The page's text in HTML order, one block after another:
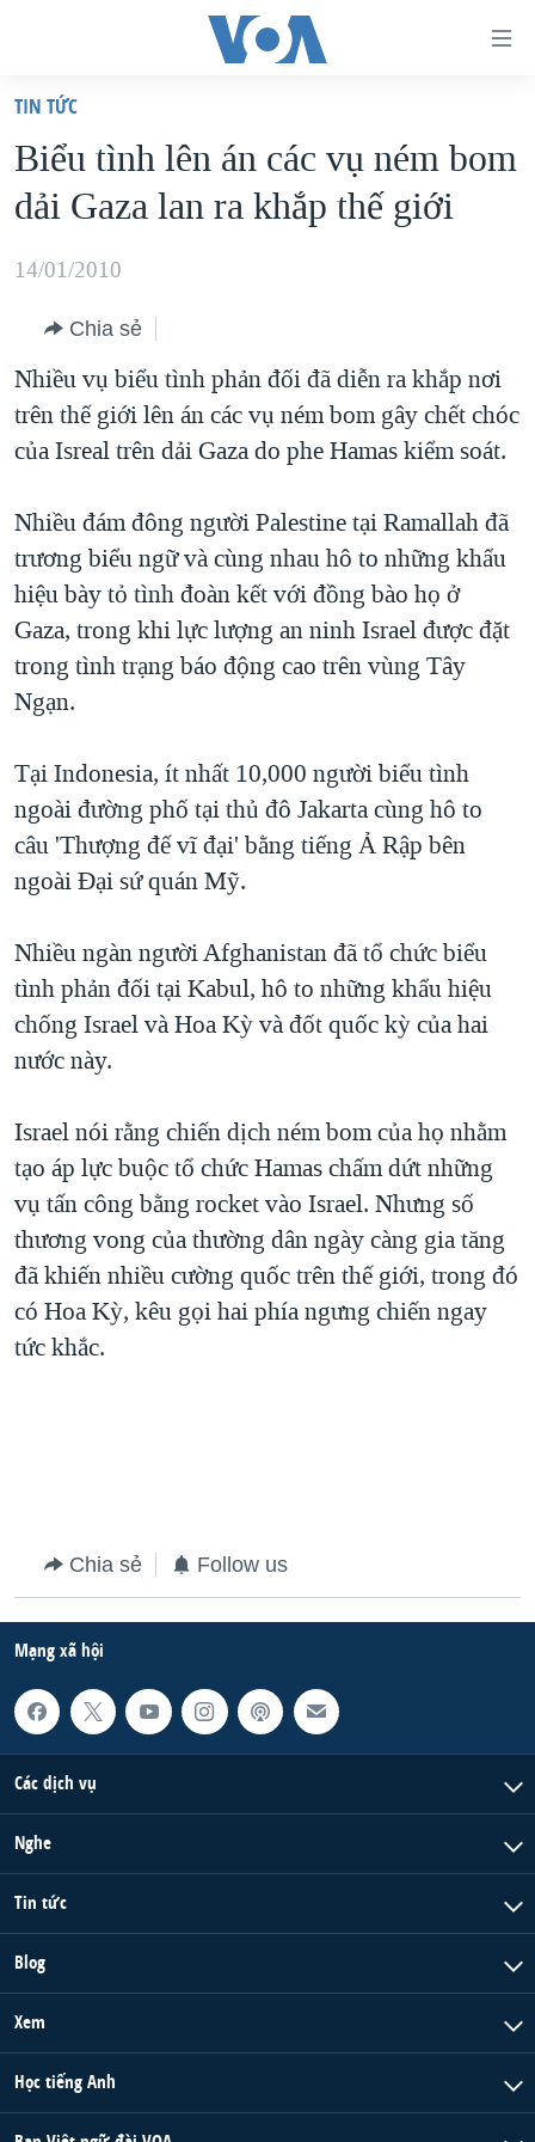
truy
cập
Tới
dung
chính
điều
hướng
chính
tới
"Tìm"
VIỆT NAM
HOA KỲ
BIỂN ĐÔNG
BLOG
DIỄN ĐÀN
MỤC
VẠCH TRẦN TIN GIẢ
NGƯỜI VIỆT HẢI NGOẠI
ĐỜI SỐNG
KINH TẾ
VĂN HOÁ
THỂ THAO
GIÁO DỤC
CHIẾN TRANH THƯƠNG MẠI CỦA MỸ: QUÁ KHỨ VÀ HIỆN
HÀNH TRÌNH BẦU CỬ 2024
MỘT NĂM CHIẾN TRANH TẠI DẢI GAZA
GIẢI MÃ VÀNH ĐAI & CON ĐƯỜNG
NGÀY TỊ NẠN THẾ GIỚI
GROUND ZERO – XƯA VÀ NAY
CHI PHÍ CHIẾN TRANH AFGHANISTAN
CÁC GIÁ TRỊ CỘNG HÒA Ở VIỆT NAM
TRỊNH VĨNH BÌNH VS. CHÍNH PHỦ VIỆT NAM
NGƯ DÂN VIỆT VÀ LÀN SÓNG TRỘM HẢI SÂM
BÊN KIA QUỐC LỘ: TIẾNG VỌNG TỪ NÔNG THÔN MỸ
HỌC TIẾNG ANH
VIDEO
NGHE
MẠNG XÃ HỘI
Ngôn ngữ khác
TIN TỨC
Biểu tình lên án các vụ ném bom
dải Gaza lan ra khắp thế giới
14/01/2010
Chia sẻ
Nhiều vụ biểu tình phản đối đã diễn ra khắp nơi
trên thế giới lên án các vụ ném bom gây chết chóc
của Isreal trên dải Gaza do phe Hamas kiểm soát.
Nhiều đám đông người Palestine tại Ramallah đã
trương biểu ngữ và cùng nhau hô to những khẩu
hiệu bày tỏ tình đoàn kết với đồng bào họ ở
Gaza, trong khi lực lượng an ninh Israel được đặt
trong tình trạng báo động cao trên vùng Tây
Ngạn.
Tại Indonesia, ít nhất 10,000 người biểu tình
ngoài đường phố tại thủ đô Jakarta cùng hô to
câu 'Thượng đế vĩ đại' bằng tiếng Ả Rập bên
ngoài Ðại sứ quán Mỹ.
Nhiều ngàn người Afghanistan đã tổ chức biểu
tình phản đối tại Kabul, hô to những khẩu hiệu
chống Israel và Hoa Kỳ và đốt quốc kỳ của hai
nước này.
Israel nói rằng chiến dịch ném bom của họ nhằm
tạo áp lực buộc tổ chức Hamas chấm dứt những
vụ tấn công bằng rocket vào Israel. Nhưng số
thương vong của thường dân ngày càng gia tăng
đã khiến nhiều cường quốc trên thế giới, trong đó
có Hoa Kỳ, kêu gọi hai phía ngưng chiến ngay
tức khắc.
Chia sẻ Follow us
Mạng xã hội
Các dịch vụ
Nghe
Tin tức
Blog
Xem
Học tiếng Anh